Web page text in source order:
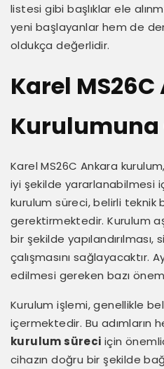
listesi gibi başlıklar ele
yeni başlayanlar hem de
oldukça değerlidir.
Karel
Kurulumuna
Karel MS26C Ankara
iyi şekilde yararlanabilmesi
kurulum süreci, belirli teknik
gerektirmektedir. Kurulum
bir şekilde
çalışmasını sağlayacaktır.
edilmesi gereken bazı
Kurulum işlemi, genellikle
içermektedir. Bu adımların
kurulum süreci için
cihazın doğru bir şekilde